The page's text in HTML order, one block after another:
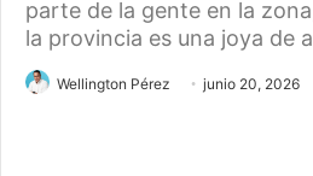
parte de la gente en la
la provincia es una joya de
Wellington Pérez junio 20, 2026